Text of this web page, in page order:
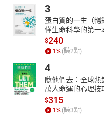
錄製單位：鏡好聽團隊
【作者簡介】
1983年生，曾任臺灣立報、
媒特約記者，現為鏡文學文
案件，著有《黏土：灣寶，
人犯的素描》。
【主播簡介】
3
蛋白質的一生（
懂生命科學的第一
$240
1 % (賺2點)
4
隨他們去：全球
萬人命運的心理技
書】
$315
1 % (賺3點)